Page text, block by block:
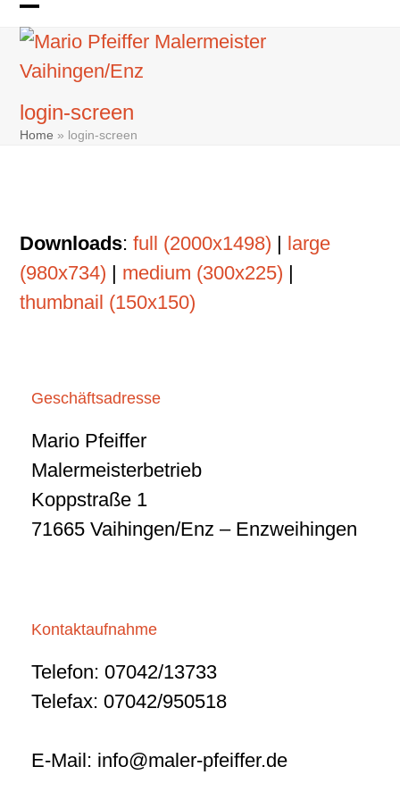
Skip
content
Open
Close
login-screen
Home » login-screen
Downloads:full (2000x1498) | large
(980x734) | medium (300x225) |
thumbnail (150x150)
Geschäftsadresse
Mario Pfeiffer
Malermeisterbetrieb
Koppstraße 1
71665 Vaihingen/Enz – Enzweihingen
Kontaktaufnahme
Telefon: 07042/13733
Telefax: 07042/950518
E-Mail: info@maler-pfeiffer.de